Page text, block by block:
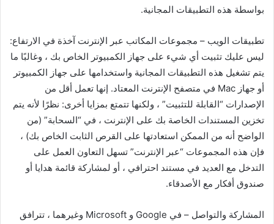
بواسطة هذه التطبيقات المجانية.
تطبيقات الويب – مجموعات المكاتب عبر الإنترنت آخذة في الارتفاع:
ليس عليك تثبيت أي شيء على جهاز الكمبيوتر الخاص بك ، وغالبًا ما
يتم تشغيل هذه التطبيقات المجانية واستخدامها على جهاز الكمبيوتر
أو جهاز Mac في متصفح الإنترنت المعتاد. إنها تعمل أقل من
الإصدارات “القابلة للتثبيت” ، ولكنها تتمتع بمزايا أخرى: نظرًا لأنه يتم
تخزين المستندات الخاصة بك على الإنترنت ، في “السحابة” (من
الواضح أنه من الممكن استعادتها على القرص الثابت الخاص بك) ،
فإن هذه المجموعات “عبر الإنترنت” تسهل التعاون العمل على
التدخل مع العديد في مستند احترافي ، أو لمشاركة قائمة هدايا أو
صندوق أفكار مع الأصدقاء.
المشاركة والتواصل – في Google و Microsoft وغيرهما ، تترافق